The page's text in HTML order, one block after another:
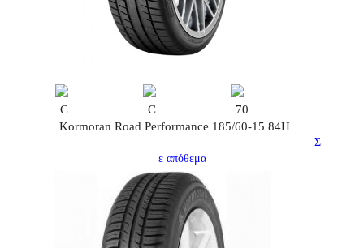
C C
70
Kormoran Road Performance 185/60-15 84H
Σ
ε απόθεμα